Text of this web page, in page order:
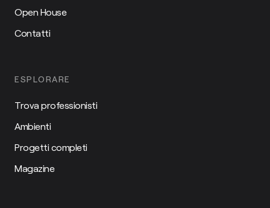
Open House
Contatti
ESPLORARE
Trova professionisti
Ambienti
Progetti completi
Magazine